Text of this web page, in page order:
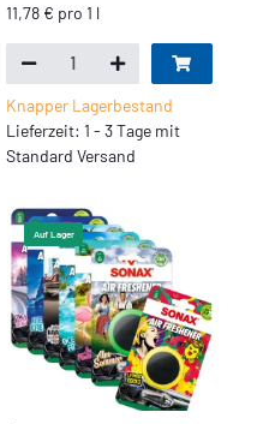
11,78 € pro 1 l
Knapper Lagerbestand
Lieferzeit: 1 - 3 Tage mit
Standard Versand
Auf Lager